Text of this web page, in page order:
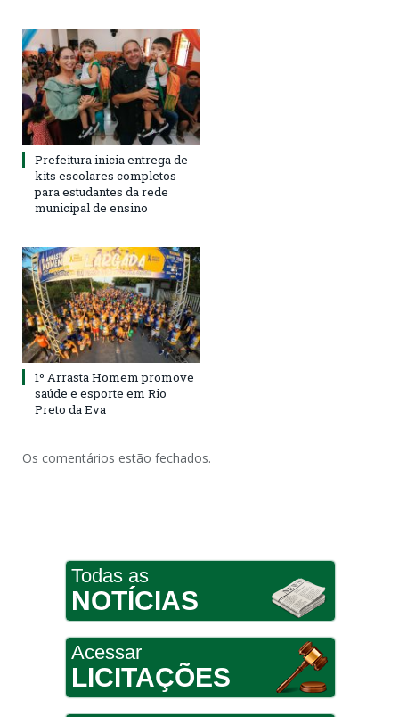
Prefeitura inicia entrega de
kits escolares completos
para estudantes da rede
municipal de ensino
1º Arrasta Homem promove
saúde e esporte em Rio
Preto da Eva
Os comentários estão fechados.
Todas as
NOTÍCIAS
Acessar
LICITAÇÕES